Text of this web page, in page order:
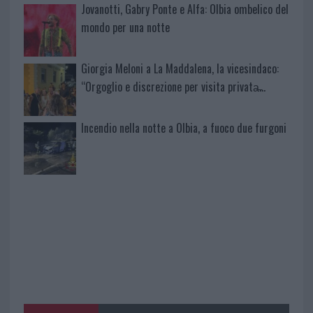
Jovanotti, Gabry Ponte e Alfa: Olbia ombelico del
mondo per una notte
Giorgia Meloni a La Maddalena, la vicesindaco:
“Orgoglio e discrezione per visita privata̶…
Incendio nella notte a Olbia, a fuoco due furgoni